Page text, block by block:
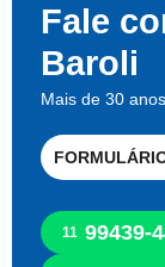
Fale
Baroli
Mais de 30
11 99439-